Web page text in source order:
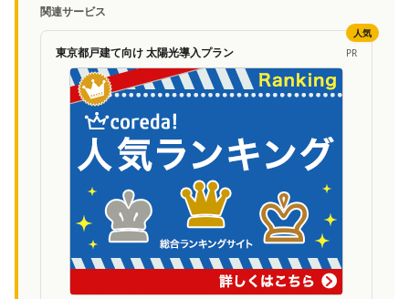
関連サービス
東京都戸建て向け 太陽光導入プラン PR
人気